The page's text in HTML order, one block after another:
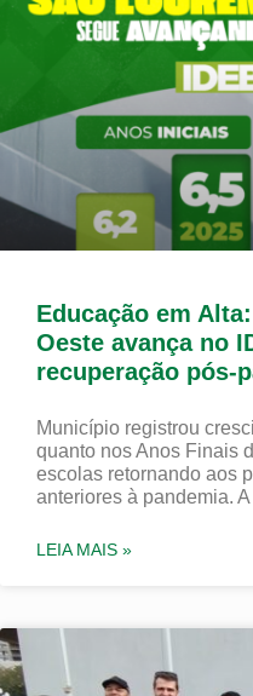
Educação em
Oeste avança no
recuperação pós-
Município registrou
quanto nos Anos Finais
escolas retornando aos
anteriores à pandemia.
LEIA MAIS »